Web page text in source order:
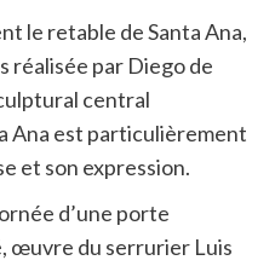
le retable de Santa Ana,
réalisée par Diego de
central
Ana est particulièrement
et son expression.
d’une porte
œuvre du serrurier Luis